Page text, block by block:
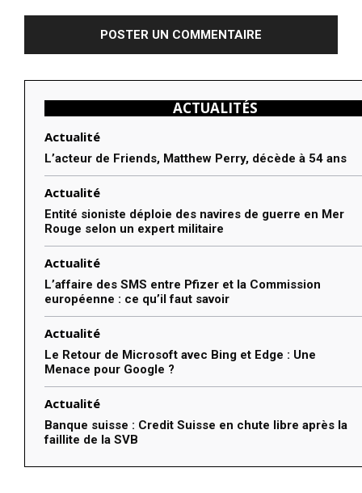
ACTUALITÉS
Actualité
L’acteur de Friends, Matthew Perry, décède à 54 ans
Actualité
Entité sioniste déploie des navires de guerre en Mer
Rouge selon un expert militaire
Actualité
L’affaire des SMS entre Pfizer et la Commission
européenne : ce qu’il faut savoir
Actualité
Le Retour de Microsoft avec Bing et Edge : Une
Menace pour Google ?
Actualité
Banque suisse : Credit Suisse en chute libre après la
faillite de la SVB